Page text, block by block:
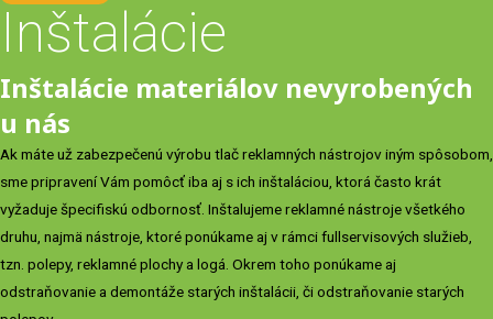
Inštalácie
Inštalácie materiálov nevyrobených
u nás
Ak máte už zabezpečenú výrobu tlač reklamných nástrojov iným spôsobom,
sme pripravení Vám pomôcť iba aj s ich inštaláciou, ktorá často krát
vyžaduje špecifiskú odbornosť. Inštalujeme reklamné nástroje všetkého
druhu, najmä nástroje, ktoré ponúkame aj v rámci fullservisových služieb,
tzn. polepy, reklamné plochy a logá. Okrem toho ponúkame aj
odstraňovanie a demontáže starých inštalácii, či odstraňovanie starých